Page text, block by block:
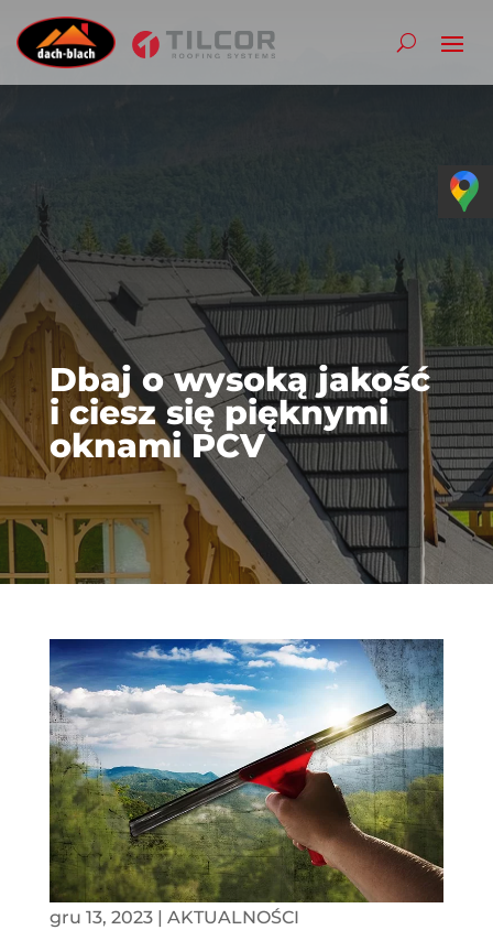
Dbaj o wysoką jakość
i ciesz się pięknymi
oknami PCV
gru 13, 2023| AKTUALNOŚCI